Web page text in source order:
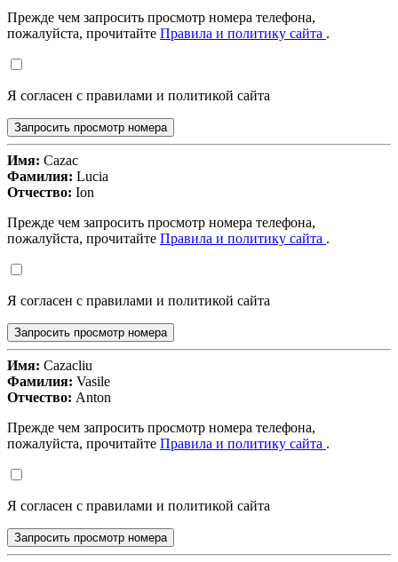
Прежде чем запросить просмотр номера телефона,
пожалуйста, прочитайте Правила и политику сайта .
Я согласен с правилами и политикой сайта
Запросить просмотр номера
Имя: Cazac
Фамилия: Lucia
Отчество: Ion
Прежде чем запросить просмотр номера телефона,
пожалуйста, прочитайте Правила и политику сайта .
Я согласен с правилами и политикой сайта
Запросить просмотр номера
Имя: Cazacliu
Фамилия: Vasile
Отчество: Anton
Прежде чем запросить просмотр номера телефона,
пожалуйста, прочитайте Правила и политику сайта .
Я согласен с правилами и политикой сайта
Запросить просмотр номера